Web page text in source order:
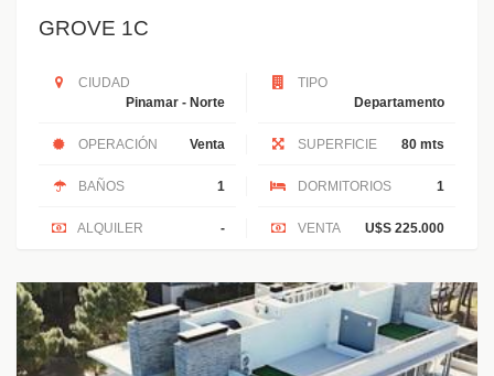
GROVE 1C
CIUDAD
Pinamar - Norte
TIPO
Departamento
OPERACIÓN Venta SUPERFICIE 80 mts
BAÑOS 1 DORMITORIOS 1
ALQUILER - VENTA U$S 225.000